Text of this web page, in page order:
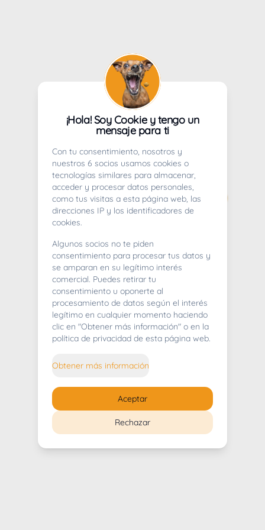
404
Whoops! Lo sentimos mucho.
¡Hola! Soy Cookie y tengo un
mensaje para ti
Con tu consentimiento, nosotros y
nuestros 6 socios usamos cookies o
tecnologías similares para almacenar,
acceder y procesar datos personales,
como tus visitas a esta página web, las
direcciones IP y los identificadores de
cookies.
Algunos socios no te piden
consentimiento para procesar tus datos y
se amparan en su legítimo interés
comercial. Puedes retirar tu
consentimiento u oponerte al
procesamiento de datos según el interés
legítimo en cualquier momento haciendo
clic en "Obtener más información" o en la
política de privacidad de esta página web.
Obtener más información
Rechazar
Aceptar